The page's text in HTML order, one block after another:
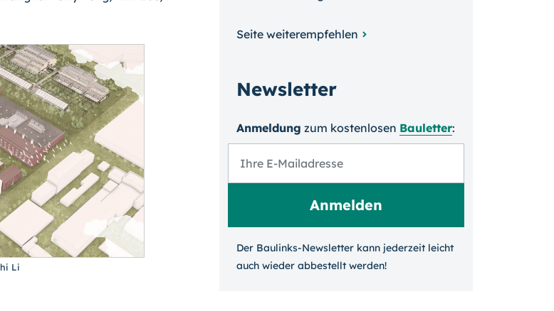
Li
Seite weiterempfehlen
Newsletter
Anmeldung zum kosten­losen Bauletter:
Der Baulinks-Newsletter kann jeder­zeit leicht
auch wieder ab­bestellt werden!